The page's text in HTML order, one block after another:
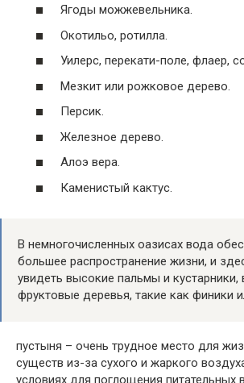
Ягоды можжевельника.
Окотильо, ротилла.
Уилерс, перекати-поле, флаер,
Мезкит или рожковое дерево.
Персик.
Железное дерево.
Алоэ вера.
Каменистый кактус.
В немногочисленных оазисах вода
большее распространение жизни, и
увидеть высокие пальмы и кустарники,
фруктовые деревья, такие как финики
пустыня – очень трудное место для
существ из-за сухого и жаркого
условиях для поглощения питательных